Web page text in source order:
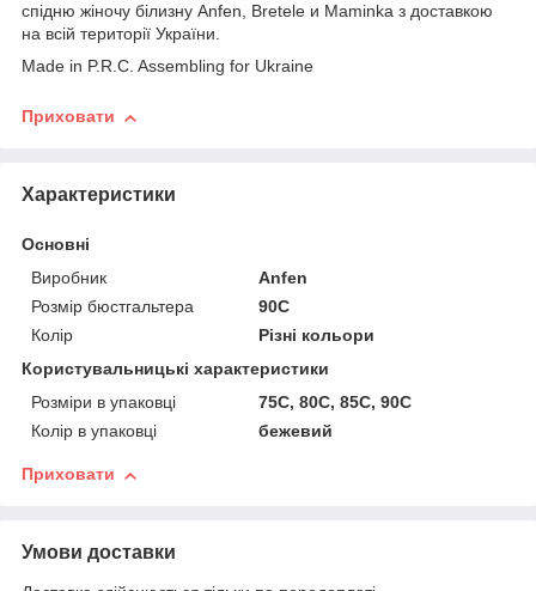
спідню жіночу білизну Anfen, Bretele и Maminka з доставкою
на всій території України.
Made in P.R.C. Assembling for Ukraine
Приховати
Характеристики
Основні
Виробник
Anfen
Розмір бюстгальтера
90C
Колір
Різні кольори
Користувальницькі характеристики
Розміри в упаковці
75C, 80C, 85C, 90C
Колір в упаковці
бежевий
Приховати
Умови доставки